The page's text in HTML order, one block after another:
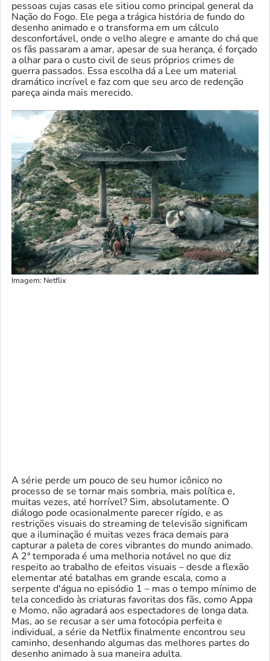
pessoas cujas casas ele sitiou como principal general da
Nação do Fogo. Ele pega a trágica história de fundo do
desenho animado e o transforma em um cálculo
desconfortável, onde o velho alegre e amante do chá que
os fãs passaram a amar, apesar de sua herança, é forçado
a olhar para o custo civil de seus próprios crimes de
guerra passados. Essa escolha dá a Lee um material
dramático incrível e faz com que seu arco de redenção
pareça ainda mais merecido.
Imagem: Netflix
A série perde um pouco de seu humor icônico no
processo de se tornar mais sombria, mais política e,
muitas vezes, até horrível? Sim, absolutamente. O
diálogo pode ocasionalmente parecer rígido, e as
restrições visuais do streaming de televisão significam
que a iluminação é muitas vezes fraca demais para
capturar a paleta de cores vibrantes do mundo animado.
A 2ª temporada é uma melhoria notável no que diz
respeito ao trabalho de efeitos visuais – desde a flexão
elementar até batalhas em grande escala, como a
serpente d'água no episódio 1 – mas o tempo mínimo de
tela concedido às criaturas favoritas dos fãs, como Appa
e Momo, não agradará aos espectadores de longa data.
Mas, ao se recusar a ser uma fotocópia perfeita e
individual, a série da Netflix finalmente encontrou seu
caminho, desenhando algumas das melhores partes do
desenho animado à sua maneira adulta.